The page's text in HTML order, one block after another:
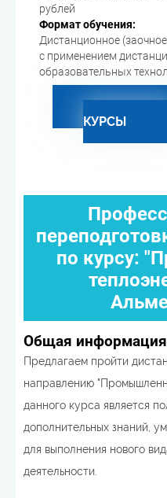
рублей
Формат обучения:
Дистанционное
с применением
образовательных
КУРСЫ
по курсу:
Общая информация
Предлагаем пройти
направлению
данного курса является
дополнительных знаний,
для выполнения нового
деятельности.